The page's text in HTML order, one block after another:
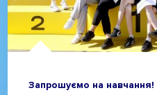
Запрошуємо на навчання!